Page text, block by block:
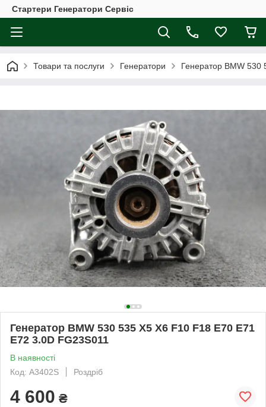
Стартери Генератори Сервіс
Товари та послуги Генератори Генератор BMW 530
Генератор BMW 530 535 X5 X6 F10 F18 E70 E71
E72 3.0D FG23S011
В наявності
Код: A3402S
Роздріб
4 600 ₴